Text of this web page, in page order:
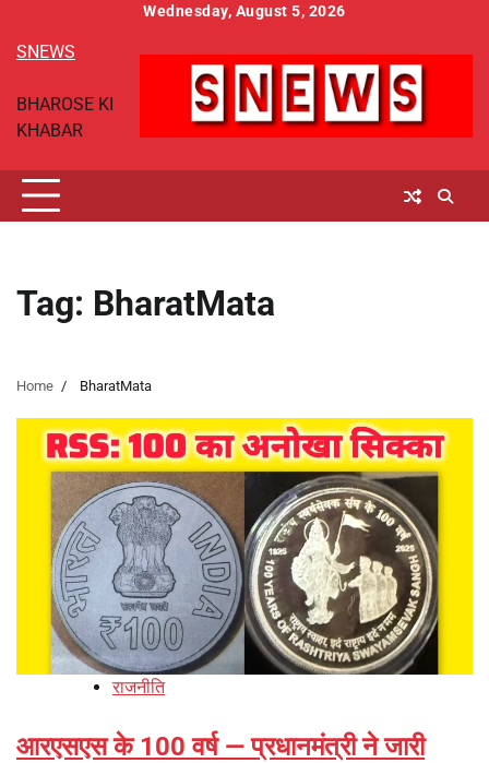
content
Wednesday, August 5, 2026
SNEWS
BHAROSE KI
KHABAR
Tag: BharatMata
Home BharatMata
राजनीति
आरएसएस के 100 वर्ष — प्रधानमंत्री ने जारी